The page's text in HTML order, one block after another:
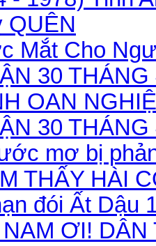
QUÊN
Mắt Cho
30
OAN
30
mơ bị
THẤY HÀI
đói Ất Dậu
ƠI!